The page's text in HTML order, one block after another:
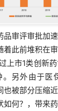
品审评审批加
着此前堆积在
上市1类创新
另外由于医
也被部分压缩
如何？，带来